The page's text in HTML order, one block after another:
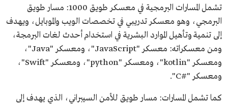
تشمل المسارات البرمجية في معسكر طويق 1000: مسار طويق
البرمجي، وهو معسكر تدريبي في تخصصات الويب والموبايل، ويهدف
إلى تنمية وتأهيل الموارد البشرية في استخدام أحدث لغات البرمجة،
ومن معسكراته: معسكر "JavaScript"، ومعسكر "Java"،
ومعسكر "kotlin"، ومعسكر "python"، ومعسكر "Swift"،
ومعسكر "#C".
كما تشمل المسارات: مسار طويق للأمن السيبراني، الذي يهدف إلى